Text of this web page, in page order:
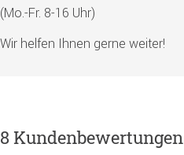
(Mo.-Fr. 8-16 Uhr)
Wir helfen Ihnen gerne weiter!
8 Kundenbewertungen